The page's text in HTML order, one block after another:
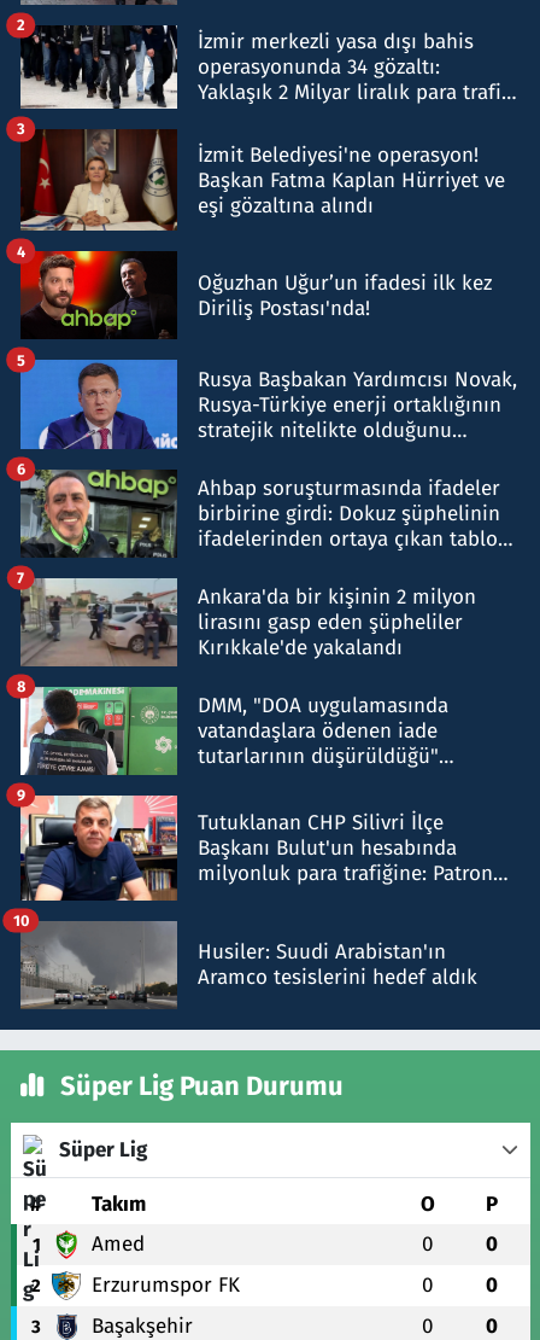
İzmir merkezli yasa dışı bahis
operasyonunda 34 gözaltı:
Yaklaşık 2 Milyar liralık para trafiği
2
İzmit Belediyesi'ne operasyon!
Başkan Fatma Kaplan Hürriyet ve
eşi gözaltına alındı
3
Oğuzhan Uğur’un ifadesi ilk kez
Diriliş Postası'nda!
4
Rusya Başbakan Yardımcısı Novak,
Rusya-Türkiye enerji ortaklığının
stratejik nitelikte olduğunu
5
Ahbap soruşturmasında ifadeler
birbirine girdi: Dokuz şüphelinin
ifadelerinden ortaya çıkan tablo
6
Ankara'da bir kişinin 2 milyon
lirasını gasp eden şüpheliler
Kırıkkale'de yakalandı
7
DMM, "DOA uygulamasında
vatandaşlara ödenen iade
tutarlarının düşürüldüğü"
8
Tutuklanan CHP Silivri İlçe
Başkanı Bulut'un hesabında
milyonluk para trafiğine: Patron
9
Husiler: Suudi Arabistan'ın
Aramco tesislerini hedef aldık
10
Süper Lig Puan Durumu
Süper Lig
# Takım O P
1 Amed 0 0
2 Erzurumspor FK 0 0
3 Başakşehir 0 0